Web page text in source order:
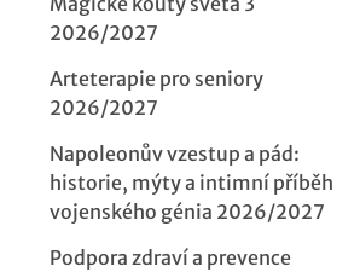
2026/2027
Arteterapie pro seniory
2026/2027
Napoleonův vzestup a pád:
historie, mýty a intimní příběh
vojenského génia 2026/2027
Podpora zdraví a prevence